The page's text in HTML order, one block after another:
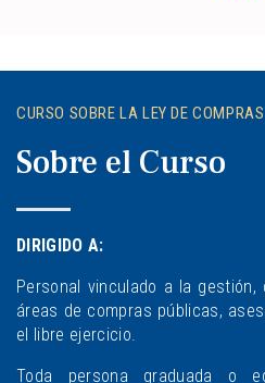
CURSO SOBRE LA LEY DE
Sobre el Curso
DIRIGIDO A:
Personal vinculado a la
áreas de compras públicas,
el libre ejercicio.
Toda persona graduada o